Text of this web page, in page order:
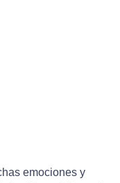
emociones y